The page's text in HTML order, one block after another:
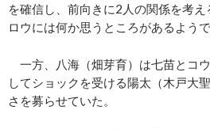
を確信し、前向きに2人の関係を考
ロウには何か思うところがあるようで
一方、八海（畑芽育）は七苗とコ
してショックを受ける陽太（木戸大
さを募らせていた。